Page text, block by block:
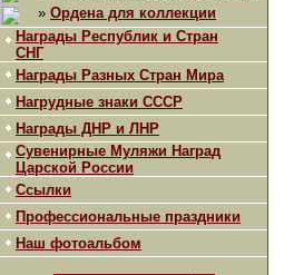
» Ордена для коллекции
Награды Республик и Стран
СНГ
Награды Разных Стран Мира
Нагрудные знаки СССР
Награды ДНР и ЛНР
Сувенирные Муляжи Наград
Царской России
Ссылки
Профессиональные праздники
Наш фотоальбом